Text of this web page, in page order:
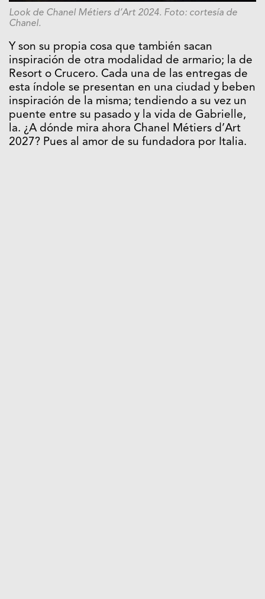
Look de Chanel Métiers d’Art 2024. Foto: cortesía de
Chanel.
Y son su propia cosa que también sacan
inspiración de otra modalidad de armario; la de
Resort o Crucero. Cada una de las entregas de
esta índole se presentan en una ciudad y beben
inspiración de la misma; tendiendo a su vez un
puente entre su pasado y la vida de Gabrielle,
la. ¿A dónde mira ahora Chanel Métiers d’Art
2027? Pues al amor de su fundadora por Italia.